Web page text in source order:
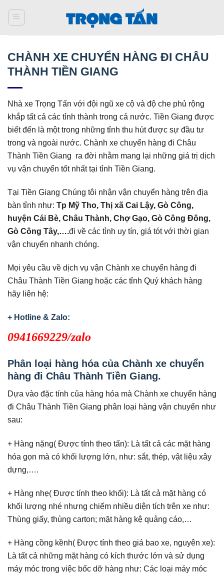
qua
CHÀNH XE CHUYỂN HÀNG ĐI CHÂU
THÀNH TIỀN GIANG
Nhà xe Trọng Tấn với đội ngũ xe cộ và độ che phủ rộng
khắp tất cả các tỉnh thành trong cả nước. Tiền Giang được
biết đến là một trong những tỉnh thu hút được sự đầu tư
trong và ngoài nước. Chành xe chuyển hàng đi Châu
Thành Tiền Giang ra đời nhằm mang lại những giá trị dịch
vụ vận chuyển tốt nhất tại tỉnh Tiền Giang.
Tại Tiền Giang Chúng tôi nhận vận chuyển hàng trên địa
bàn tỉnh như: Tp Mỹ Tho, Thị xã Cai Lậy, Gò Công,
huyện Cái Bè, Châu Thành, Chợ Gạo, Gò Công Đông,
Gò Công Tây,….đi về các tỉnh uy tín, giá tót với thời gian
vận chuyển nhanh chóng.
Mọi yêu cầu về dịch vụ vận Chành xe chuyển hàng đi
Châu Thành Tiền Giang hoặc các tỉnh Quý khách hàng
hãy liên hệ:
+ Hotline & Zalo:
0941669229/zalo
Phân loại hàng hóa của Chành xe chuyển
hàng đi Châu Thành Tiền Giang.
Dựa vào đặc tính của hàng hóa mà Chành xe chuyển hàng
đi Châu Thành Tiền Giang phân loại hàng vận chuyển như
sau:
+ Hàng nặng( Được tính theo tấn): Là tất cả các mặt hàng
hóa gọn mà có khối lượng lớn, như: sắt, thép, vật liệu xây
dựng,….
+ Hàng nhẹ( Được tính theo khối): Là tất cả mặt hàng có
khối lượng nhé nhưng chiếm nhiều diện tích trên xe như:
Thùng giấy, thùng carton; mặt hàng kệ quảng cáo,…
+ Hàng cồng kềnh( Được tính theo giá bao xe, nguyên xe):
Là tất cả những mặt hàng có kích thước lớn và sử dụng
máy móc trong việc bốc dỡ hàng như: Các loại máy móc